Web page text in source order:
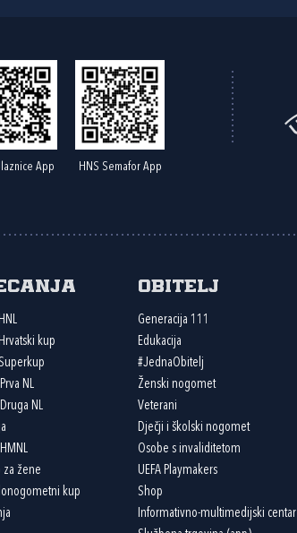
App HNS Semafor App
kup
NL
NL
za žene
kup
Obitelj
Generacija 111
Edukacija
#JednaObitelj
Ženski nogomet
Veterani
Dječji i školski nogomet
Osobe s invaliditetom
UEFA Playmakers
Shop
Informativno-multimedijski centar